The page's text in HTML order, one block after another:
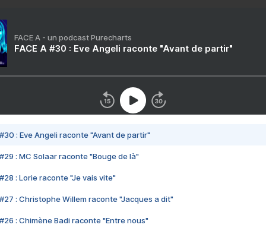
FACE A - un podcast Purecharts
FACE A #30 : Eve Angeli raconte "Avant de partir"
#30 : Eve Angeli raconte "Avant de partir"
#29 : MC Solaar raconte "Bouge de là"
#28 : Lorie raconte "Je vais vite"
#27 : Christophe Willem raconte "Jacques a dit"
#26 : Chimène Badi raconte "Entre nous"